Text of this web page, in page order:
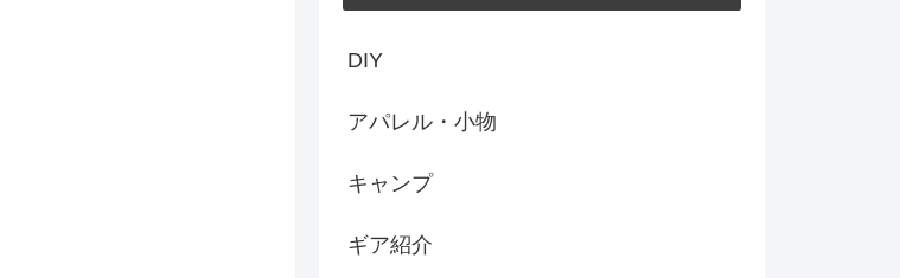
DIY
アパレル・小物
キャンプ
ギア紹介